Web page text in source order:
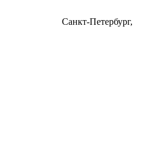
Санкт-Петербург,